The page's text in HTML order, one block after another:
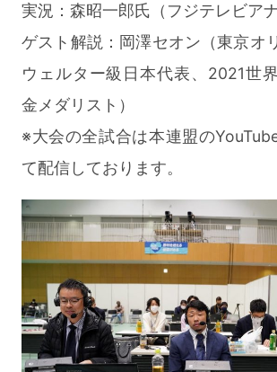
実況：森昭一郎氏（フジテレビア
ゲスト解説：岡澤セオン（東京オ
ウェルター級日本代表、2021世
金メダリスト）
※大会の全試合は本連盟の
て配信しております。